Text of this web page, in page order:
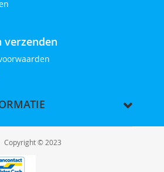
verzenden
Copyright © 2023